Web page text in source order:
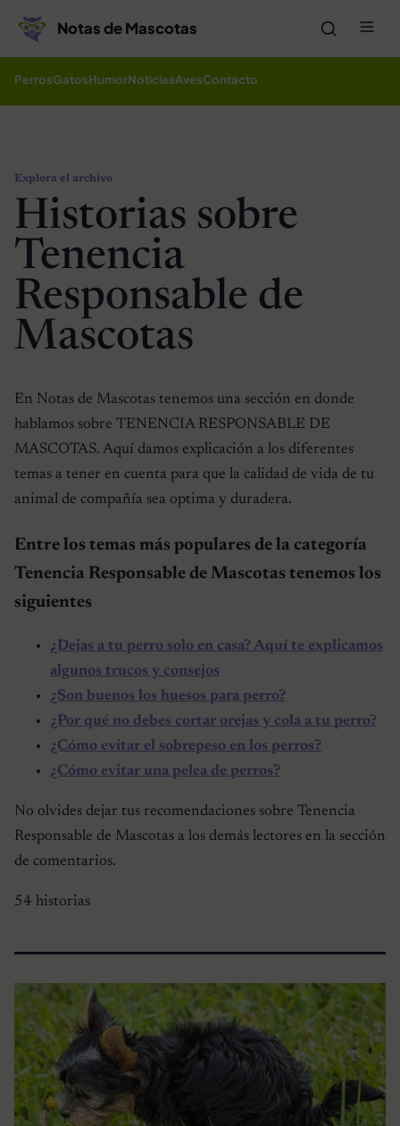
Notas de Mascotas
PerrosGatosHumorNoticiasAvesContacto
Explora el archivo
Historias sobre
Tenencia
Responsable de
Mascotas
En Notas de Mascotas tenemos una sección en donde
hablamos sobre TENENCIA RESPONSABLE DE
MASCOTAS. Aquí damos explicación a los diferentes
temas a tener en cuenta para que la calidad de vida de tu
animal de compañía sea optima y duradera.
Entre los temas más populares de la categoría
Tenencia Responsable de Mascotas tenemos los
siguientes
¿Dejas a tu perro solo en casa? Aquí te explicamos
algunos trucos y consejos
¿Son buenos los huesos para perro?
¿Por qué no debes cortar orejas y cola a tu perro?
¿Cómo evitar el sobrepeso en los perros?
¿Cómo evitar una pelea de perros?
No olvides dejar tus recomendaciones sobre Tenencia
Responsable de Mascotas a los demás lectores en la sección
de comentarios.
54 historias